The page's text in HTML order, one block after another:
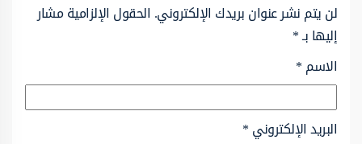
لن يتم نشر عنوان بريدك الإلكتروني. الحقول الإلزامية مشار
إليها بـ*
الاسم*
البريد الإلكتروني*